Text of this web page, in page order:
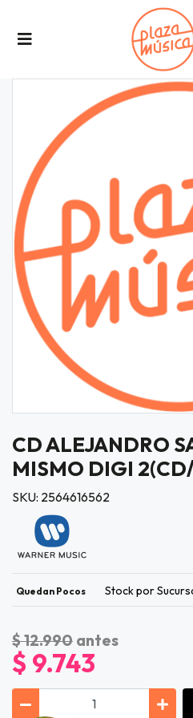
CD ALEJANDRO
MISMO DIGI
SKU: 2564616562
Quedan Pocos Stock por
$ 12.990 antes
$ 9.743